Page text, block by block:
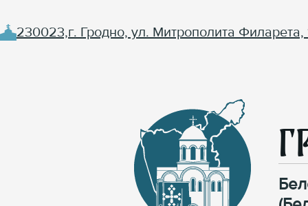
230023,г. Гродно, ул. Митрополита Филарета,